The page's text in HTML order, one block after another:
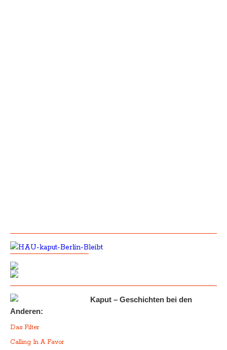
Kaput – Geschichten bei den
Anderen:
Das Filter
Calling In A Favor